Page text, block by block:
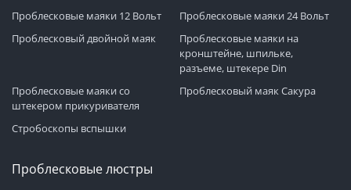
Проблесковые маяки 12 Вольт
Проблесковые маяки 24 Вольт
Проблесковый двойной маяк
Проблесковые маяки на
кронштейне, шпильке,
разъеме, штекере Din
Проблесковые маяки со
штекером прикуривателя
Проблесковый маяк Сакура
Стробоскопы вспышки
Проблесковые люстры